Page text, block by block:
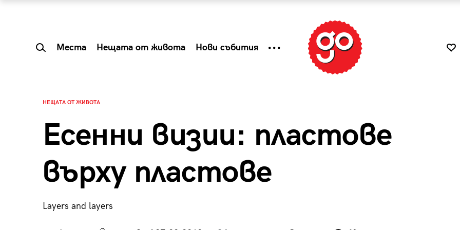
Места Нещата от живота Нови събития
НЕЩАТА ОТ ЖИВОТА
Есенни визии: пластове
върху пластове
Layers and layers